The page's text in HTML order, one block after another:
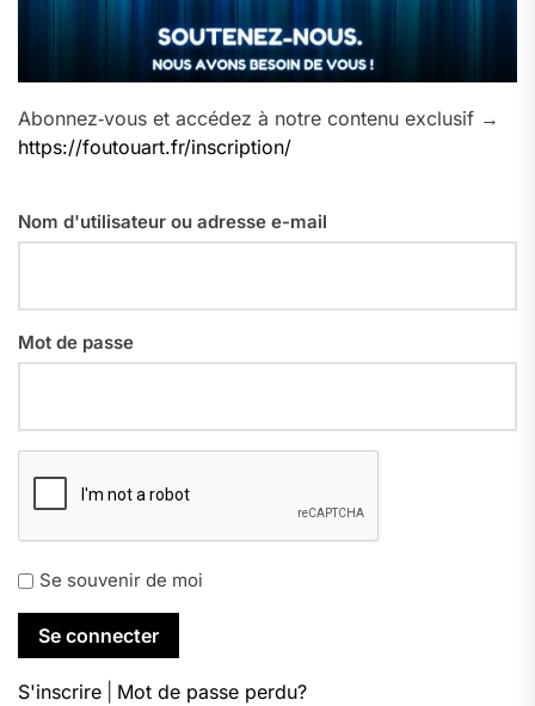
Abonnez‑vous et accédez à notre contenu exclusif →
https://foutouart.fr/inscription/
Nom d'utilisateur ou adresse e-mail
Mot de passe
Se souvenir de moi
S'inscrire Mot de passe perdu?